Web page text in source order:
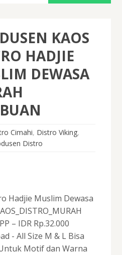
KAOS
HADJIE
DEWASA
Cimahi, Distro Viking,
Distro
Hadjie Muslim Dewasa
– IDR Rp.32.000
- All Size M & L Bisa
Motif dan Warna